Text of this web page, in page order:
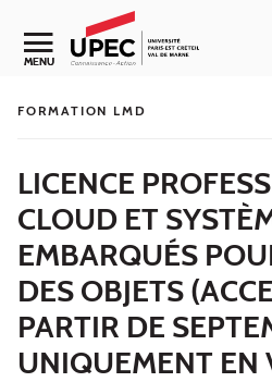
Aller au contenu
Navigation secondaire
MENU
FORMATION LMD
LICENCE
CLOUD ET
EMBARQUÉS
DES OBJETS
PARTIR DE
UNIQUEMENT EN